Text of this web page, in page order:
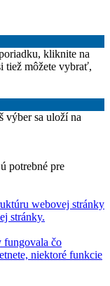
kliknite na
tiež môžete vybrať,
výber sa uloží na
potrebné pre
webovej stránky
stránky.
fungovala čo
niektoré funkcie